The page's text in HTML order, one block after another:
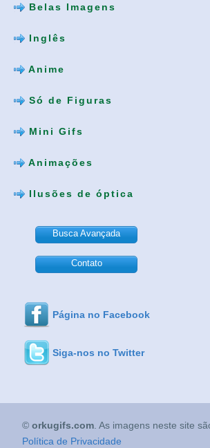
Belas Imagens
Inglês
Anime
Só de Figuras
Mini Gifs
Animações
Ilusões de óptica
Busca Avançada
Contato
Página no Facebook
Siga-nos no Twitter
© orkugifs.com . As imagens neste site
Política de Privacidade